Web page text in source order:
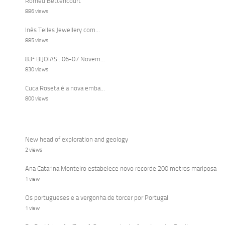
886 views
Inês Telles Jewellery com...
885 views
83ª BIJOIAS : 06-07 Novem...
830 views
Cuca Roseta é a nova emba...
800 views
New head of exploration and geology
2 views
Ana Catarina Monteiro estabelece novo recorde 200 metros mariposa
1 view
Os portugueses e a vergonha de torcer por Portugal
1 view